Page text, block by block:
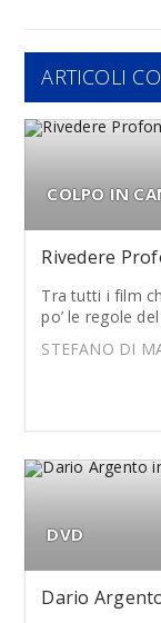
ARTICOLI
COLPO IN
Rivedere
Tra tutti i film
po’ le regole
STEFANO DI
DVD
Dario